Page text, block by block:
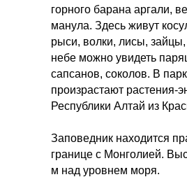
горного барана аргали,
манула. Здесь живут
рыси, волки, лисы, зайцы,
небе можно увидеть
сапсанов, соколов. В
произрастают растения-
Республики Алтай из
Заповедник находится
границе с Монголией.
м над уровнем моря.